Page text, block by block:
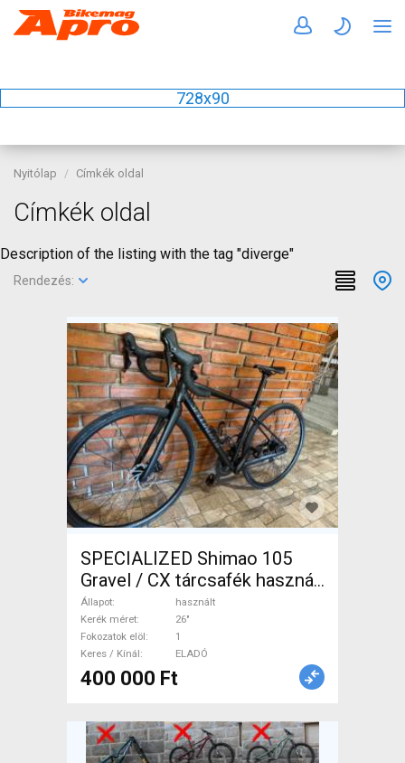
728x90
Nyitólap Címkék oldal
Címkék oldal
Description of the listing with the tag "diverge"
Rendezés:
SPECIALIZED Shimao 105
Gravel / CX tárcsafék használt
ELADÓ
Állapot
használt
Kerék méret
26"
Fokozatok elöl
1
Keres / Kínál
ELADÓ
400 000 Ft